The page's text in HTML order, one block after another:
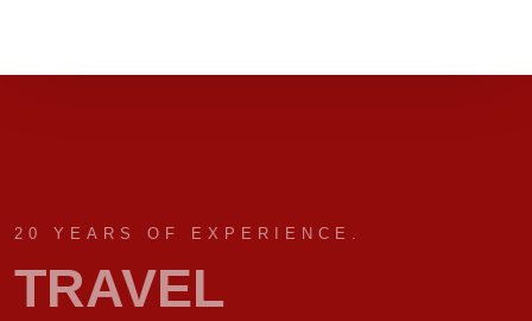
20 YEARS OF EXPERIENCE.
TRAVEL